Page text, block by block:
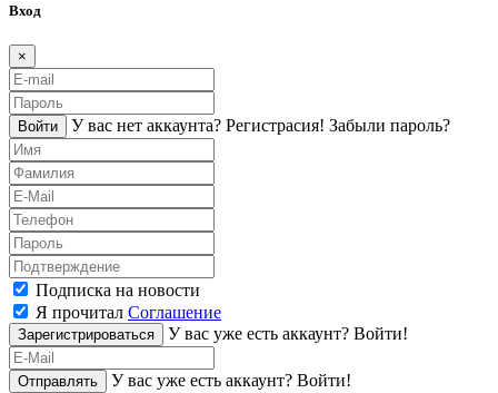
Вход
×
Войти У вас нет аккаунта? Регистраcия! Забыли пароль?
Подписка на новости
Я прочитал Соглашение
Зарегистрироваться У вас уже есть аккаунт? Войти!
Отправлять У вас уже есть аккаунт? Войти!